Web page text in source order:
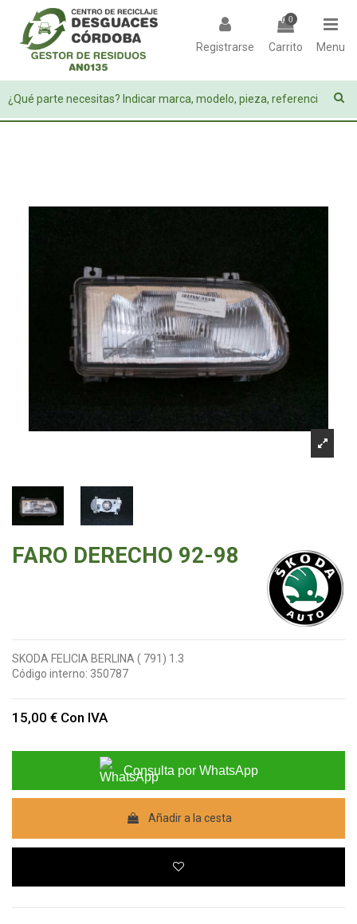
Registrarse
0
Carrito Menu
FARO DERECHO 92-98
SKODA FELICIA BERLINA ( 791) 1.3
Código interno: 350787
15,00 € Con IVA
Consulta por WhatsApp
Añadir a la cesta